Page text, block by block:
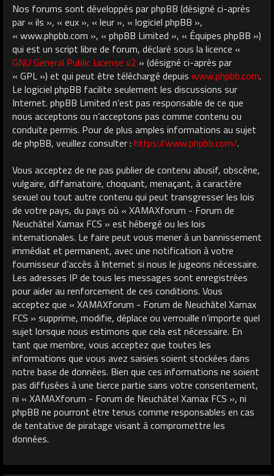
Nos forums sont développés par phpBB (désigné ci-après
par « ils », « eux », « leur », « logiciel phpBB »,
« www.phpbb.com », « phpBB Limited », « Équipes phpBB »)
qui est un script libre de forum, déclaré sous la licence «
GNU General Public License v2 » (désigné ci-après par
« GPL ») et qui peut être téléchargé depuis www.phpbb.com.
Le logiciel phpBB facilite seulement les discussions sur
Internet. phpBB Limited n’est pas responsable de ce que
nous acceptons ou n’acceptons pas comme contenu ou
conduite permis. Pour de plus amples informations au sujet
de phpBB, veuillez consulter : https://www.phpbb.com/.
Vous acceptez de ne pas publier de contenu abusif, obscène,
vulgaire, diffamatoire, choquant, menaçant, à caractère
sexuel ou tout autre contenu qui peut transgresser les lois
de votre pays, du pays où « XAMAXforum - Forum de
Neuchâtel Xamax FCS » est hébergé ou les lois
internationales. Le faire peut vous mener à un bannissement
immédiat et permanent, avec une notification à votre
fournisseur d’accès à Internet si nous le jugeons nécessaire.
Les adresses IP de tous les messages sont enregistrées
pour aider au renforcement de ces conditions. Vous
acceptez que « XAMAXforum - Forum de Neuchâtel Xamax
FCS » supprime, modifie, déplace ou verrouille n’importe quel
sujet lorsque nous estimons que cela est nécessaire. En
tant que membre, vous acceptez que toutes les
informations que vous avez saisies soient stockées dans
notre base de données. Bien que ces informations ne soient
pas diffusées à une tierce partie sans votre consentement,
ni « XAMAXforum - Forum de Neuchâtel Xamax FCS », ni
phpBB ne pourront être tenus comme responsables en cas
de tentative de piratage visant à compromettre les
données.